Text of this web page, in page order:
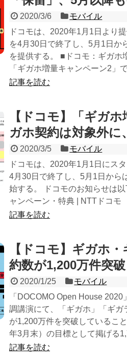
2020/3/6
モバイル
ドコモは、2020年1月1日より
を4月30日で終了し、5月1日か
を提供する。 ■ドコモ：ギガホ
「ギガホ増量キャンペーン2」
記事を読む
【ドコモ】「ギガ
ガホ契約は対象外に
2020/3/5
モバイル
ドコモは、2020年1月1日にス
4月30日で終了し、5月1日から
始する。 ドコモのお知らせは
ャンペーン・特典 | NTTドコモ
記事を読む
【ドコモ】ギガホ
約数が1,200万件突破
2020/1/25
モバイル
「DOCOMO Open House
調講演にて、「ギガホ」「ギ
が1,200万件を突破しているこ
年3月末）の目標として掲げる
記事を読む